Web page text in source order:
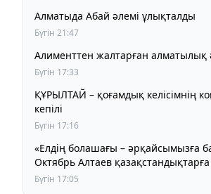
Алматыда Абай әлемі ұлықталды
Бүгін 21:47
Алименттен жалтарған алматылық
Бүгін 17:33
ҚҰРЫЛТАЙ – қоғамдық келісімнің конституциялық
кепілі
Бүгін 17:16
«Елдің болашағы – әрқайсымызға
Октябрь Алтаев
үндеу жасады
Бүгін 17:05